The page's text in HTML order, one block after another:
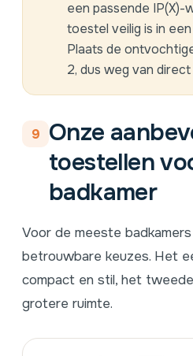
een passende IP(X)-
toestel veilig is in
Plaats de
2, dus weg van
9
Onze
toestellen
badkamer
Voor de meeste
betrouwbare keuzes. Het
compact en stil, het
grotere ruimte.